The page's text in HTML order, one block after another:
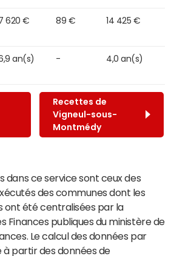
620 € 89 € 14 425 €
an(s) - 4,0 an(s)
Recettes de
Vigneul-sous-
Montmédy
dans ce service sont ceux des
des communes dont les
ont été centralisées par la
Finances publiques du ministère de
Le calcul des données par
à partir des données de